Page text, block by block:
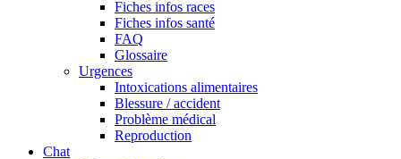
Fiches infos races
Fiches infos santé
FAQ
Glossaire
Urgences
Intoxications alimentaires
Blessure / accident
Problème médical
Reproduction
Chat